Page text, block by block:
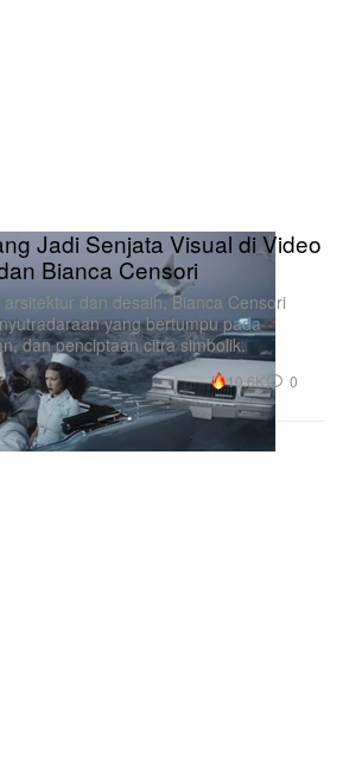
Jadi Senjata Visual di Video
Bianca Censori
dan desain, Bianca Censori
yang bertumpu pada
dan penciptaan citra simbolik.
10.6K 0